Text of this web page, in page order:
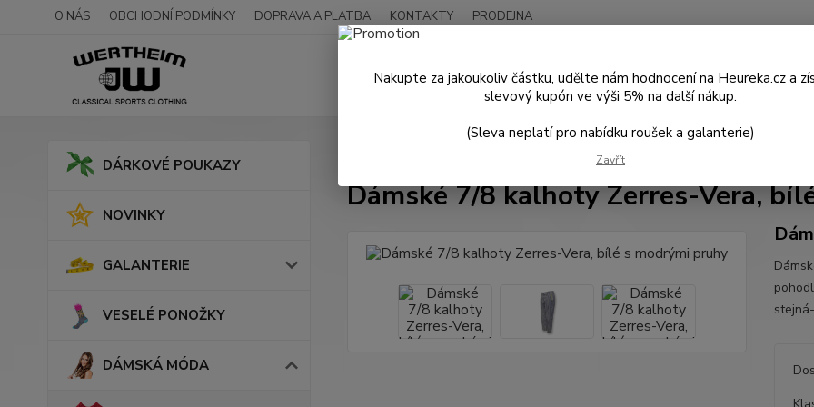
O NÁS OBCHODNÍ PODMÍNKY DOPRAVA A PLATBA KONTAKTY PRODEJNA
Hledat
DÁRKOVÉ POUKAZY
NOVINKY
GALANTERIE
VESELÉ PONOŽKY
DÁMSKÁ MÓDA
Dámské 7/8 kalhoty Zerres-Vera,
Nakupte za jakoukoliv částku, udělte nám hodnocení na Heureka.cz a
slevový kupón ve výši 5% na další nákup.
(Sleva neplatí pro nabídku roušek a galanterie)
Zavřít